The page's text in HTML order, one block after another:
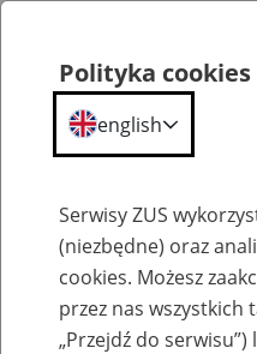
Szkolenia
Polityka cookies
english
Serwisy ZUS
(niezbędne) oraz
cookies. Możesz
przez nas wszystkich
„Przejdź do